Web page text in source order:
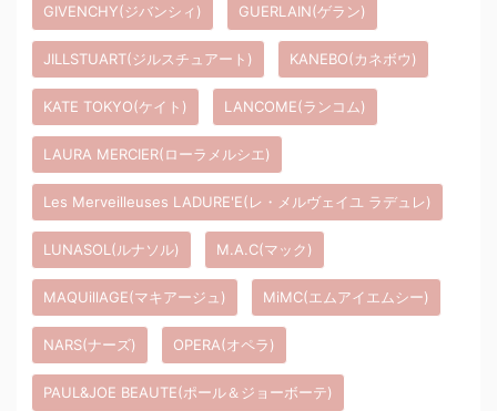
GIVENCHY(ジバンシィ) GUERLAIN(ゲラン)
JILLSTUART(ジルスチュアート) KANEBO(カネボウ)
KATE TOKYO(ケイト) LANCOME(ランコム)
LAURA MERCIER(ローラメルシエ)
Les Merveilleuses LADURE'E(レ・メルヴェイユ ラデュレ)
LUNASOL(ルナソル) M.A.C(マック)
MAQUillAGE(マキアージュ) MiMC(エムアイエムシー)
NARS(ナーズ) OPERA(オペラ)
PAUL&JOE BEAUTE(ポール＆ジョーボーテ)